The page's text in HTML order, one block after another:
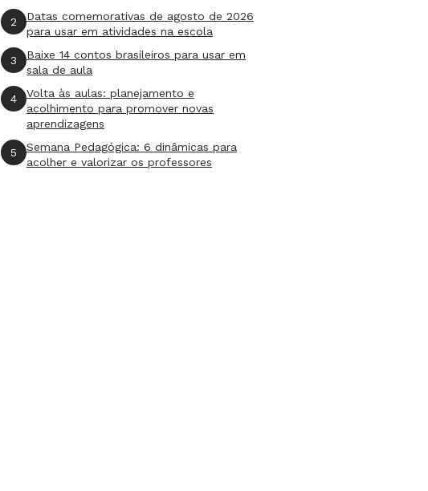
2
Datas comemorativas de agosto de 2026
para usar em atividades na escola
3
Baixe 14 contos brasileiros para usar em
sala de aula
4
Volta às aulas: planejamento e
acolhimento para promover novas
aprendizagens
5
Semana Pedagógica: 6 dinâmicas para
acolher e valorizar os professores